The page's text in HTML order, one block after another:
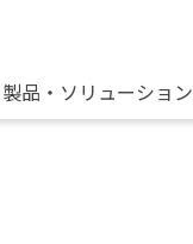
製品・ソリューション